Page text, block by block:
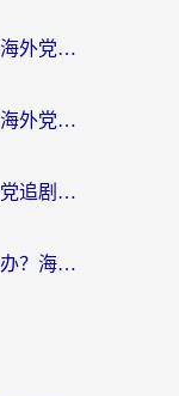
迪拜网络为什么微信不能视频？海外党必看的回国加速全攻略
在国外能正常使用国内软件吗？海外党亲测有效的无缝访问指南
哔哩哔哩在国外怎么看番？海外党追剧看片的终极解决方案
在国外想看爱奇艺版权限制怎么办？海外华人必看的追剧自由指南